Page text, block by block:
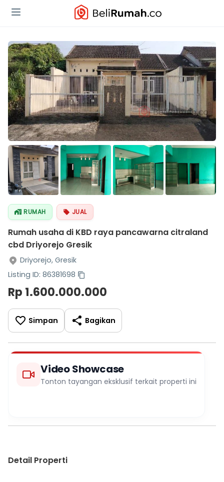
RUMAH JUAL
Rumah usaha di KBD raya pancawarna citraland
cbd Driyorejo Gresik
Driyorejo, Gresik
Listing ID: 86381698
Rp 1.600.000.000
Simpan Bagikan
Video Showcase
Tonton tayangan eksklusif terkait properti ini
Detail Properti